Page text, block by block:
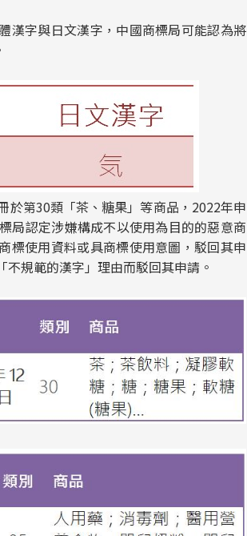
字與日文漢字，中國商標局可能認為將
於第30類「茶、糖果」等商品，2022年申
局認定涉嫌構成不以使用為目的的惡意商
標使用資料或具商標使用意圖，駁回其申
規範的漢字」理由而駁回其申請。